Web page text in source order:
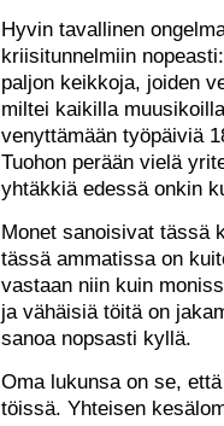
Hyvin tavallinen
kriisitunnelmiin
paljon keikkoja, joiden
miltei kaikilla
venyttämään työpäiviä
Tuohon perään vielä
yhtäkkiä edessä onkin
Monet sanoisivat tässä
tässä ammatissa on
vastaan niin kuin
ja vähäisiä töitä on
sanoa nopsasti kyllä.
Oma lukunsa on se,
töissä. Yhteisen